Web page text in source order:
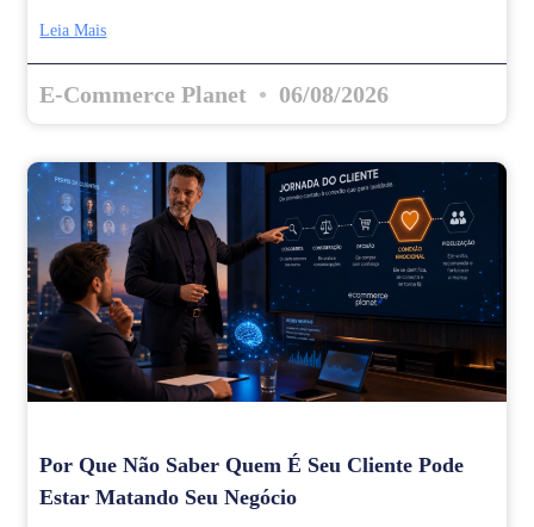
Leia Mais
E-Commerce Planet 06/08/2026
Por Que Não Saber Quem É Seu Cliente Pode
Estar Matando Seu Negócio